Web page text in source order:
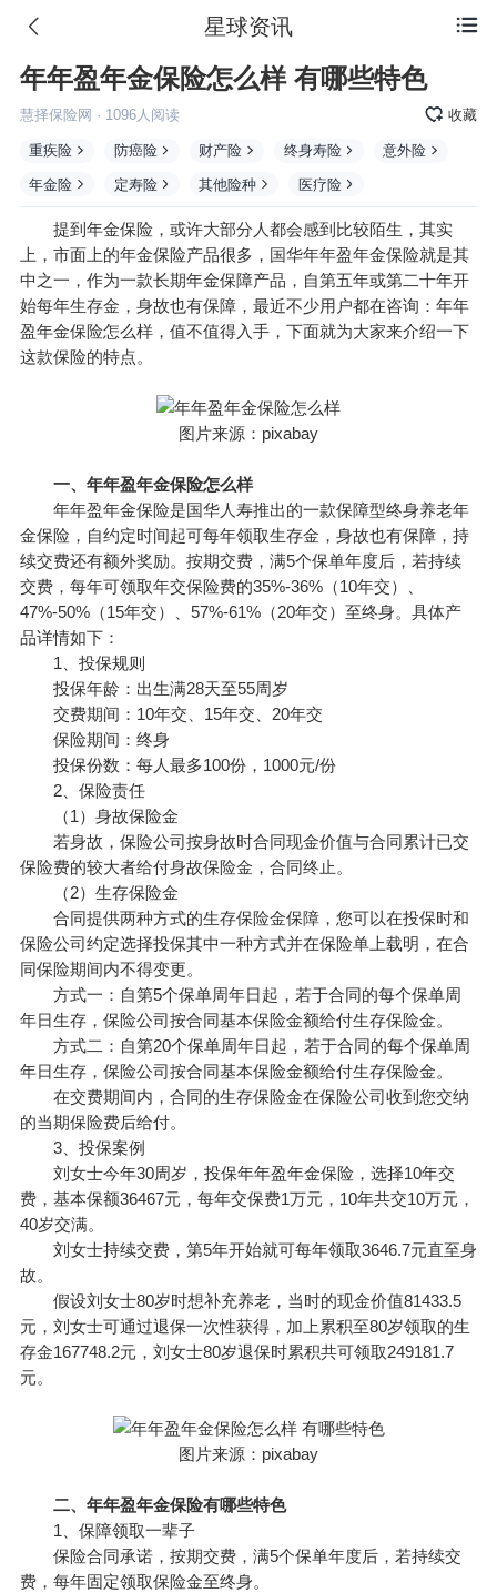
 星球资讯
年年盈年金保险怎么样 有哪些特色
慧择保险网 · 1096人阅读 收藏
重疾险 防癌险 财产险 终身寿险 意外险
年金险 定寿险 其他险种 医疗险
提到年金保险，或许大部分人都会感到比较陌生，其实
上，市面上的年金保险产品很多，国华年年盈年金保险就是其
中之一，作为一款长期年金保障产品，自第五年或第二十年开
始每年生存金，身故也有保障，最近不少用户都在咨询：年年
盈年金保险怎么样，值不值得入手，下面就为大家来介绍一下
这款保险的特点。
图片来源：pixabay
一、年年盈年金保险怎么样
年年盈年金保险是国华人寿推出的一款保障型终身养老年
金保险，自约定时间起可每年领取生存金，身故也有保障，持
续交费还有额外奖励。按期交费，满5个保单年度后，若持续
交费，每年可领取年交保险费的35%-36%（10年交）、
47%-50%（15年交）、57%-61%（20年交）至终身。具体产
品详情如下：
1、投保规则
投保年龄：出生满28天至55周岁
交费期间：10年交、15年交、20年交
保险期间：终身
投保份数：每人最多100份，1000元/份
2、保险责任
（1）身故保险金
若身故，保险公司按身故时合同现金价值与合同累计已交
保险费的较大者给付身故保险金，合同终止。
（2）生存保险金
合同提供两种方式的生存保险金保障，您可以在投保时和
保险公司约定选择投保其中一种方式并在保险单上载明，在合
同保险期间内不得变更。
方式一：自第5个保单周年日起，若于合同的每个保单周
年日生存，保险公司按合同基本保险金额给付生存保险金。
方式二：自第20个保单周年日起，若于合同的每个保单周
年日生存，保险公司按合同基本保险金额给付生存保险金。
在交费期间内，合同的生存保险金在保险公司收到您交纳
的当期保险费后给付。
3、投保案例
刘女士今年30周岁，投保年年盈年金保险，选择10年交
费，基本保额36467元，每年交保费1万元，10年共交10万元，
40岁交满。
刘女士持续交费，第5年开始就可每年领取3646.7元直至身
故。
假设刘女士80岁时想补充养老，当时的现金价值81433.5
元，刘女士可通过退保一次性获得，加上累积至80岁领取的生
存金167748.2元，刘女士80岁退保时累积共可领取249181.7
元。
图片来源：pixabay
二、年年盈年金保险有哪些特色
1、保障领取一辈子
保险合同承诺，按期交费，满5个保单年度后，若持续交
费，每年固定领取保险金至终身。